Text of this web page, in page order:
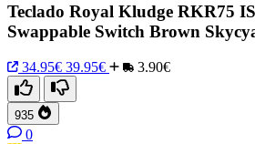
Teclado Royal Kludge RKR75
Swappable Switch Brown
34.95€ 39.95€ 3.90€
935
0